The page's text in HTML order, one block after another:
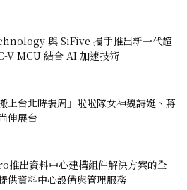
與 SiFive 攜手推出新一代超
V MCU 結合 AI 加速技術
搬上台北時裝周」啦啦隊女神魏詩娗、蔣
伸展台
出資料中心建構組件解決方案的全
供資料中心設備與管理服務